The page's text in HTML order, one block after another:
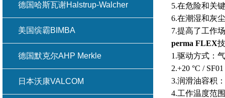
5.在危险和关
6.在潮湿和灰
7.提高了工作
perma FLEX
1.驱动方式：
2.+20 °C /
3.润滑油容积
4.工作温度范
德国哈斯瓦谢Halstrup-Walcher
美国缤霸BIMBA
德国默克尔AHP Merkle
日本沃康VALCOM